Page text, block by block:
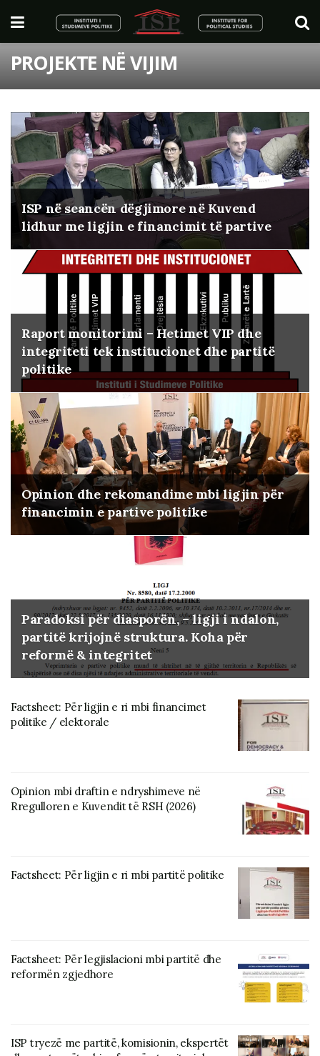
PROJEKTE NË VIJIM
ISP në seancën dëgjimore në Kuvend
lidhur me ligjin e financimit të partive
Raport monitorimi – Hetimet VIP dhe
integriteti tek institucionet dhe partitë
politike
Opinion dhe rekomandime mbi ligjin për
financimin e partive politike
Paradoksi për diasporën, – ligji i ndalon,
partitë krijojnë struktura. Koha për
reformë & integritet
Factsheet: Për ligjin e ri mbi financimet
politike / elektorale
Opinion mbi draftin e ndryshimeve në
Rregulloren e Kuvendit të RSH (2026)
Factsheet: Për ligjin e ri mbi partitë politike
Factsheet: Për legjislacioni mbi partitë dhe
reformën zgjedhore
ISP tryezë me partitë, komisionin, ekspertët